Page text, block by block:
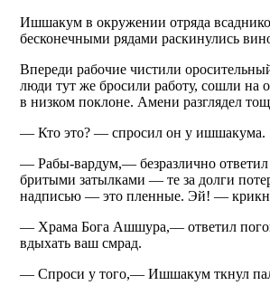
Ишшакум в окружении отряда
бесконечными рядами раскинулись
Впереди рабочие чистили
люди тут же бросили работу, сошли на
в низком поклоне. Амени разглядел
— Кто это? — спросил он у ишшакума.
— Рабы-вардум,— безразлично
бритыми затылками — те за долги
надписью — это пленные. Эй! —
— Храма Бога Ашшура,— ответил
вдыхать ваш смрад.
— Спроси у того,— Ишшакум ткнул